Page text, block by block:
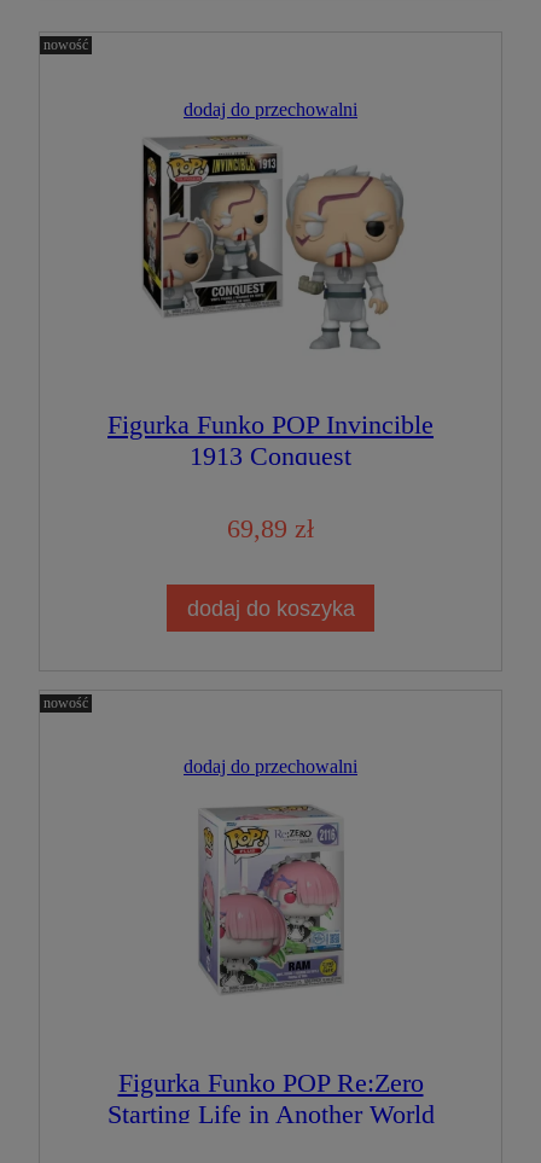
dodaj do przechowalni
Figurka Funko POP Invincible
1913 Conquest
69,89 zł
dodaj do koszyka
nowość
dodaj do przechowalni
Figurka Funko POP Re:Zero
Starting Life in Another World
nowość